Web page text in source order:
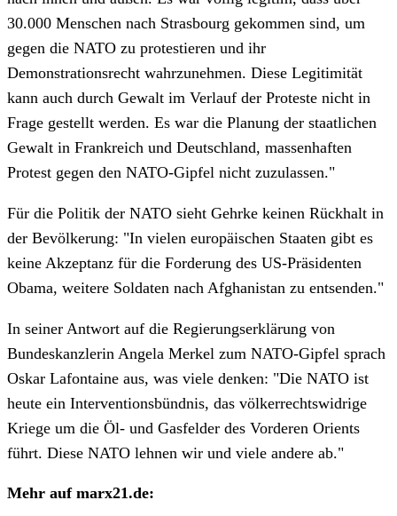
30.000 Menschen nach Strasbourg gekommen sind, um
gegen die NATO zu protestieren und ihr
Demonstrationsrecht wahrzunehmen. Diese Legitimität
kann auch durch Gewalt im Verlauf der Proteste nicht in
Frage gestellt werden. Es war die Planung der staatlichen
Gewalt in Frankreich und Deutschland, massenhaften
Protest gegen den NATO-Gipfel nicht zuzulassen."
Für die Politik der NATO sieht Gehrke keinen Rückhalt in
der Bevölkerung: "In vielen europäischen Staaten gibt es
keine Akzeptanz für die Forderung des US-Präsidenten
Obama, weitere Soldaten nach Afghanistan zu entsenden."
In seiner Antwort auf die Regierungserklärung von
Bundeskanzlerin Angela Merkel zum NATO-Gipfel sprach
Oskar Lafontaine aus, was viele denken: "Die NATO ist
heute ein Interventionsbündnis, das völkerrechtswidrige
Kriege um die Öl- und Gasfelder des Vorderen Orients
führt. Diese NATO lehnen wir und viele andere ab."
Mehr auf marx21.de: